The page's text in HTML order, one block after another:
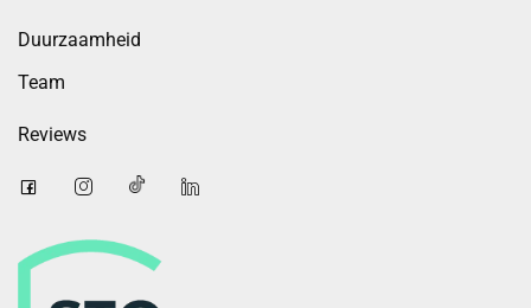
Duurzaamheid
Team
Reviews